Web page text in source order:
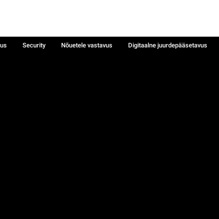
Security Nõuetele vastavus
Digitaalne juurdepääsetavus